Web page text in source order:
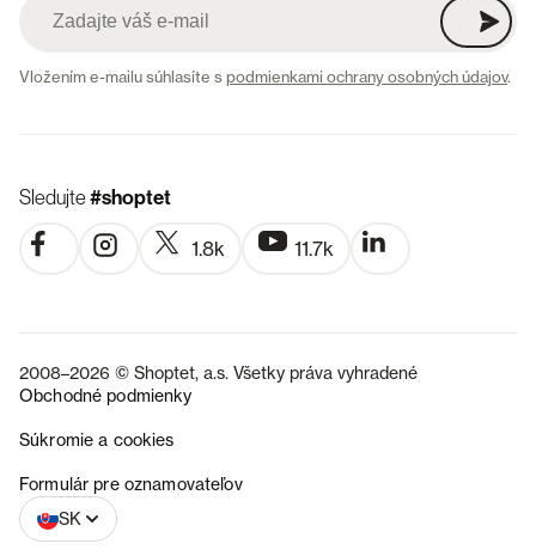
Vložením e-mailu súhlasíte spodmienkami ochrany osobných údajov.
Sledujte#shoptet
1.8k 11.7k
2008–2026 © Shoptet, a.s. Všetky práva vyhradené
Obchodné podmienky
Súkromie a cookies
Formulár pre oznamovateľov
SK